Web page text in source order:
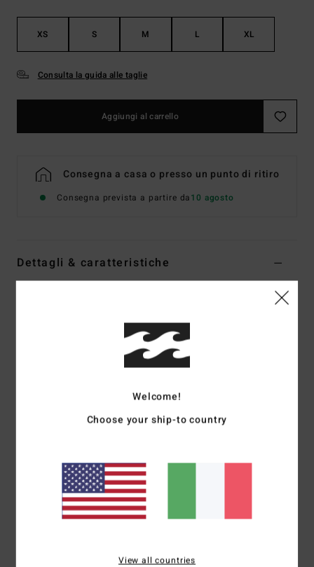
XS S M L XL
Consulta la guida alle taglie
Aggiungi al carrello
Consegna a casa o presso un punto di ritiro
Consegna prevista a partire da10 agosto
Dettagli & caratteristiche
Codice colore
vestibilità premium
Composizione[Tessuto principale] 70% cotone, 30%
cotone riciclato
Spedizioni e Resi
Welcome!
Choose your ship-to country
View all countries